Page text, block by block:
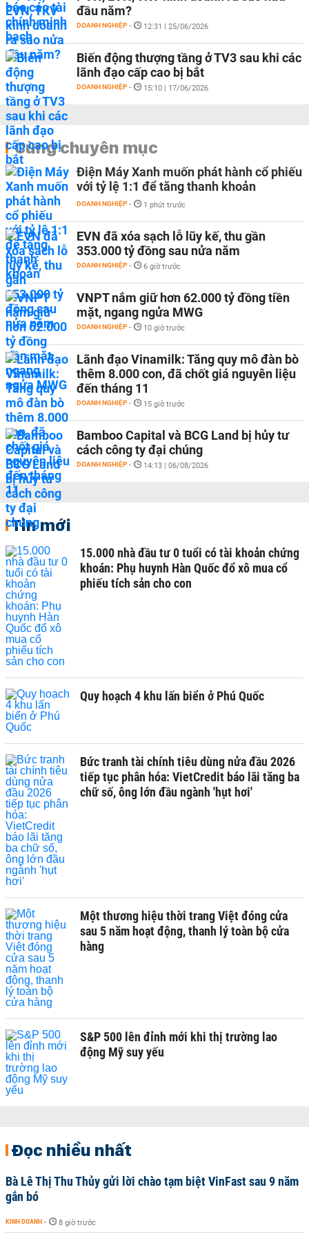
đầu năm?
DOANH NGHIỆP - 12:31 | 25/06/2026
Biến động thượng tầng ở TV3 sau khi các
lãnh đạo cấp cao bị bắt
DOANH NGHIỆP - 15:10 | 17/06/2026
Cùng chuyên mục
Điện Máy Xanh muốn phát hành cổ phiếu
với tỷ lệ 1:1 để tăng thanh khoản
DOANH NGHIỆP - 1 phút trước
EVN đã xóa sạch lỗ lũy kế, thu gần
353.000 tỷ đồng sau nửa năm
DOANH NGHIỆP - 6 giờ trước
VNPT nắm giữ hơn 62.000 tỷ đồng tiền
mặt, ngang ngửa MWG
DOANH NGHIỆP - 10 giờ trước
Lãnh đạo Vinamilk: Tăng quy mô đàn bò
thêm 8.000 con, đã chốt giá nguyên liệu
đến tháng 11
DOANH NGHIỆP - 15 giờ trước
Bamboo Capital và BCG Land bị hủy tư
cách công ty đại chúng
DOANH NGHIỆP - 14:13 | 06/08/2026
Tin mới
15.000 nhà đầu tư 0 tuổi có tài khoản chứng
khoán: Phụ huynh Hàn Quốc đổ xô mua cổ
phiếu tích sản cho con
Quy hoạch 4 khu lấn biển ở Phú Quốc
Bức tranh tài chính tiêu dùng nửa đầu 2026
tiếp tục phân hóa: VietCredit báo lãi tăng ba
chữ số, ông lớn đầu ngành 'hụt hơi'
Một thương hiệu thời trang Việt đóng cửa
sau 5 năm hoạt động, thanh lý toàn bộ cửa
hàng
S&P 500 lên đỉnh mới khi thị trường lao
động Mỹ suy yếu
Đọc nhiều nhất
Bà Lê Thị Thu Thủy gửi lời chào tạm biệt VinFast sau 9 năm
gắn bó
KINH DOANH - 8 giờ trước